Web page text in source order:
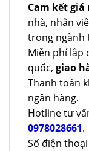
Cam kết
nhà, nhân
trong ngành
Miễn phí lắp
quốc, giao
Thanh toán
ngân hàng.
Hotline tư
0978028661.
Số điện